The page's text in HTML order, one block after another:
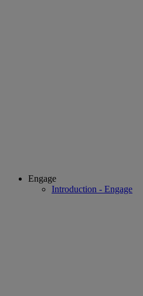
Engage
Introduction - Engage